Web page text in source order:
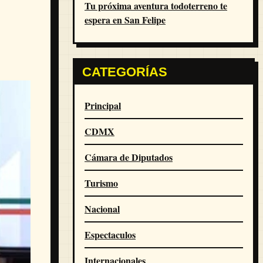
Tu próxima aventura todoterreno te
espera en San Felipe
CATEGORÍAS
Principal
CDMX
Cámara de Diputados
Turismo
Nacional
Espectaculos